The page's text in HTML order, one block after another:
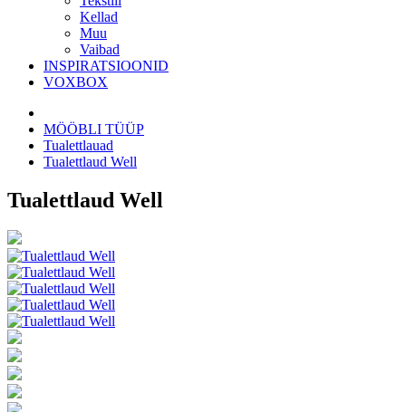
Kellad
Muu
Vaibad
INSPIRATSIOONID
VOXBOX
MÖÖBLI TÜÜP
Tualettlauad
Tualettlaud Well
Tualettlaud Well